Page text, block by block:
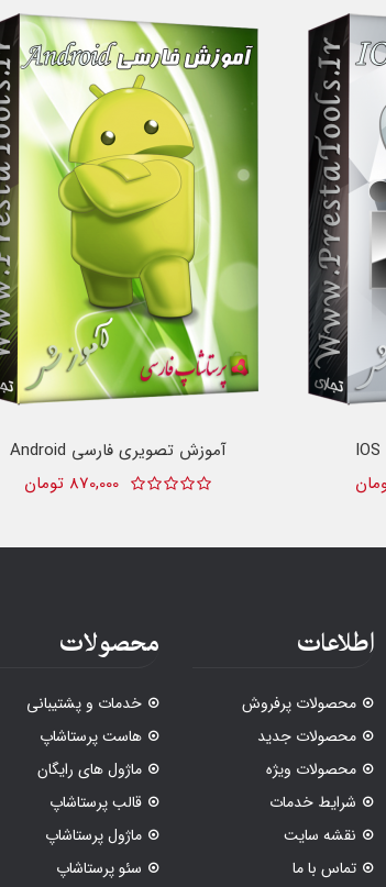
آموزش تصویری فارسی Android
870,000 تومان
اطلاعات
محصولات پرفروش
محصولات جدید
محصولات ویژه
شرایط خدمات
نقشه سایت
تماس با ما
محصولات
خدمات و پشتیبانی
هاست پرستاشاپ
ماژول های رایگان
قالب پرستاشاپ
ماژول پرستاشاپ
سئو پرستاشاپ